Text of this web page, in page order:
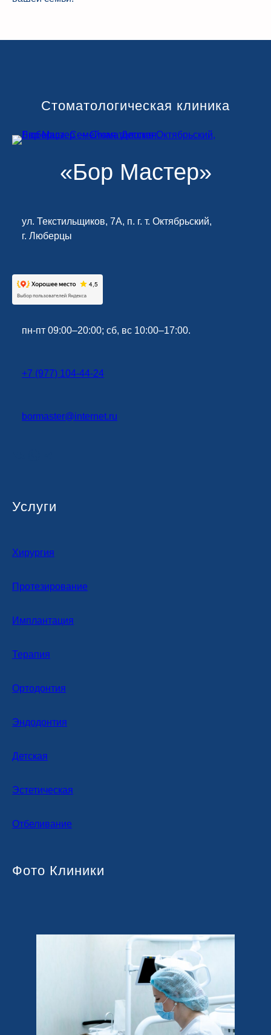
Стоматологическая клиника
«Бор Мастер»
ул. Текстильщиков, 7А, п. г. т. Октябрьский,
г. Люберцы
пн-пт 09:00–20:00; сб, вс 10:00–17:00.
+7 (977) 104-44-24
bormaster@internet.ru
Услуги
Хирургия
Протезирование
Имплантация
Терапия
Ортодонтия
Эндодонтия
Детская
Эстетическая
Отбеливание
Фото Клиники